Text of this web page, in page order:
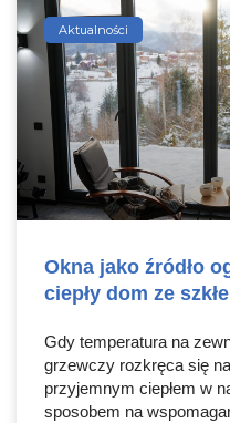
Aktualności
Okna jako źródło
ciepły dom ze
Gdy temperatura na
grzewczy rozkręca się
przyjemnym ciepłem w
sposobem na